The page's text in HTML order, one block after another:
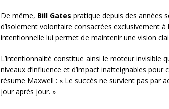
De même, Bill Gates pratique depuis des années
d’isolement volontaire consacrées exclusivement
intentionnelle lui permet de maintenir une vision
L’intentionnalité constitue ainsi le moteur invisible
niveaux d’influence et d’impact inatteignables
résume Maxwell : « Le succès ne survient pas par
jour après jour. »